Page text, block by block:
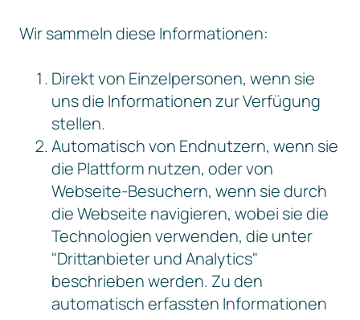
Wir sammeln diese Informationen:
Direkt von Einzelpersonen, wenn sie
uns die Informationen zur Verfügung
stellen.
Automatisch von Endnutzern, wenn sie
die Plattform nutzen, oder von
Webseite-Besuchern, wenn sie durch
die Webseite navigieren, wobei sie die
Technologien verwenden, die unter
"Drittanbieter und Analytics"
beschrieben werden. Zu den
automatisch erfassten Informationen